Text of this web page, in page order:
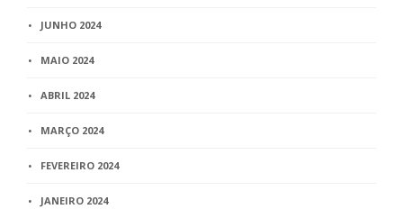
JUNHO 2024
MAIO 2024
ABRIL 2024
MARÇO 2024
FEVEREIRO 2024
JANEIRO 2024